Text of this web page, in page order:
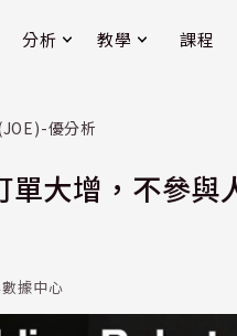
分析 教學 課程
優分析
大增，不參與
據中心